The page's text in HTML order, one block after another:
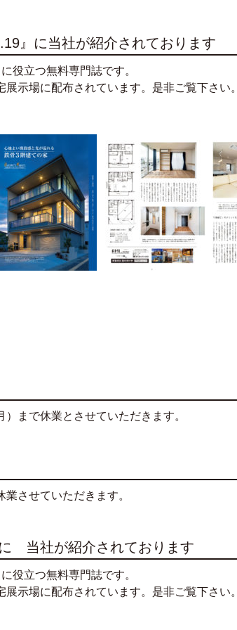
』に当社が紹介されております
役立つ無料専門誌です。
示場に配布されています。是非ご覧下さい。
まで休業とさせていただきます。
させていただきます。
当社が紹介されております
役立つ無料専門誌です。
示場に配布されています。是非ご覧下さい。